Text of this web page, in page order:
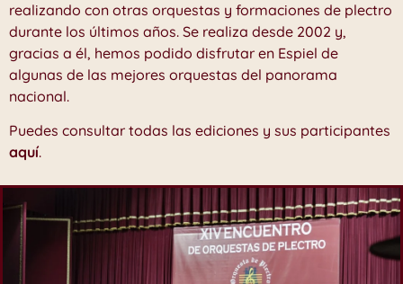
realizando con otras orquestas y formaciones de plectro
durante los últimos años. Se realiza desde 2002 y,
gracias a él, hemos podido disfrutar en Espiel de
algunas de las mejores orquestas del panorama
nacional.
Puedes consultar todas las ediciones y sus participantes
aquí.